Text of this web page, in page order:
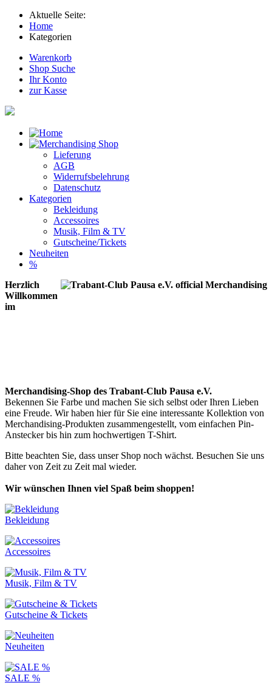
Aktuelle Seite:
Home
Kategorien
Warenkorb
Shop Suche
Ihr Konto
zur Kasse
Lieferung
AGB
Widerrufsbelehrung
Datenschutz
Kategorien
Bekleidung
Accessoires
Musik, Film & TV
Gutscheine/Tickets
Neuheiten
%
Herzlich
Willkommen
im
Merchandising-Shop des Trabant-Club Pausa e.V.
Bekennen Sie Farbe und machen Sie sich selbst oder Ihren Lieben
eine Freude. Wir haben hier für Sie eine interessante Kollektion von
Merchandising-Produkten zusammengestellt, vom einfachen Pin-
Anstecker bis hin zum hochwertigen T-Shirt.
Bitte beachten Sie, dass unser Shop noch wächst. Besuchen Sie uns
daher von Zeit zu Zeit mal wieder.
Wir wünschen Ihnen viel Spaß beim shoppen!
Bekleidung
Accessoires
Musik, Film & TV
Gutscheine & Tickets
Neuheiten
SALE %